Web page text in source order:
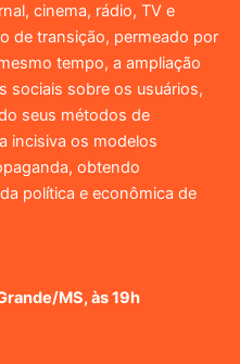
cinema, rádio, TV e
de transição, permeado por
tempo, a ampliação
sociais sobre os usuários,
seus métodos de
incisiva os modelos
obtendo
política e econômica de
MS, às 19h